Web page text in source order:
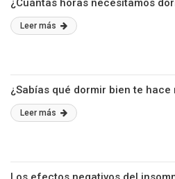
¿Cuántas horas necesitamos
Leer más
¿Sabías qué dormir bien te hace
Leer más